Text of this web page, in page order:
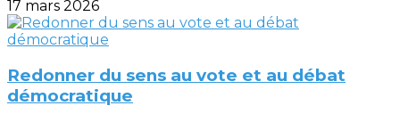
17 mars 2026
Redonner du sens au vote et au débat
démocratique